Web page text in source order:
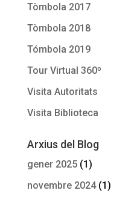
Tòmbola 2017
Tòmbola 2018
Tómbola 2019
Tour Virtual 360º
Visita Autoritats
Visita Biblioteca
Arxius del Blog
gener 2025(1)
novembre 2024(1)